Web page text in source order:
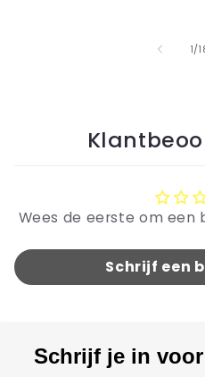
1/
Wees de eerste om
Schrijf een
Schrijf je in